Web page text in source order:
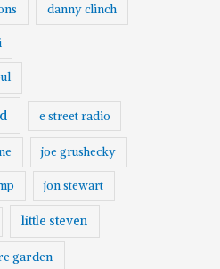
danny clinch
e street radio
joe grushecky
jon stewart
little steven
garden